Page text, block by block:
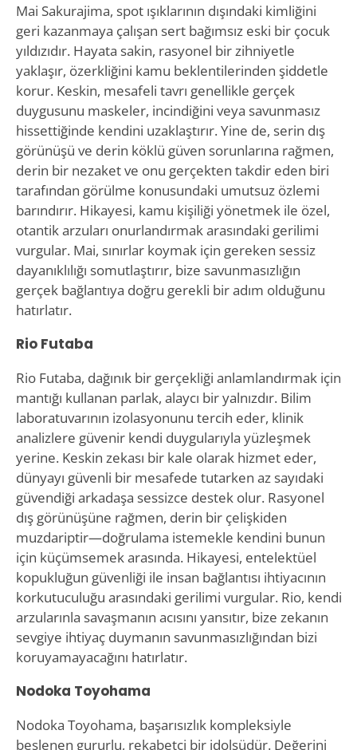
Mai Sakurajima, spot ışıklarının dışındaki kimliğini
geri kazanmaya çalışan sert bağımsız eski bir çocuk
yıldızıdır. Hayata sakin, rasyonel bir zihniyetle
yaklaşır, özerkliğini kamu beklentilerinden şiddetle
korur. Keskin, mesafeli tavrı genellikle gerçek
duygusunu maskeler, incindiğini veya savunmasız
hissettiğinde kendini uzaklaştırır. Yine de, serin dış
görünüşü ve derin köklü güven sorunlarına rağmen,
derin bir nezaket ve onu gerçekten takdir eden biri
tarafından görülme konusundaki umutsuz özlemi
barındırır. Hikayesi, kamu kişiliği yönetmek ile özel,
otantik arzuları onurlandırmak arasındaki gerilimi
vurgular. Mai, sınırlar koymak için gereken sessiz
dayanıklılığı somutlaştırır, bize savunmasızlığın
gerçek bağlantıya doğru gerekli bir adım olduğunu
hatırlatır.
Rio Futaba
Rio Futaba, dağınık bir gerçekliği anlamlandırmak için
mantığı kullanan parlak, alaycı bir yalnızdır. Bilim
laboratuvarının izolasyonunu tercih eder, klinik
analizlere güvenir kendi duygularıyla yüzleşmek
yerine. Keskin zekası bir kale olarak hizmet eder,
dünyayı güvenli bir mesafede tutarken az sayıdaki
güvendiği arkadaşa sessizce destek olur. Rasyonel
dış görünüşüne rağmen, derin bir çelişkiden
muzdariptir—doğrulama istemekle kendini bunun
için küçümsemek arasında. Hikayesi, entelektüel
kopukluğun güvenliği ile insan bağlantısı ihtiyacının
korkutuculuğu arasındaki gerilimi vurgular. Rio, kendi
arzularınla savaşmanın acısını yansıtır, bize zekanın
sevgiye ihtiyaç duymanın savunmasızlığından bizi
koruyamayacağını hatırlatır.
Nodoka Toyohama
Nodoka Toyohama, başarısızlık kompleksiyle
beslenen gururlu, rekabetçi bir idolsüdür. Değerini